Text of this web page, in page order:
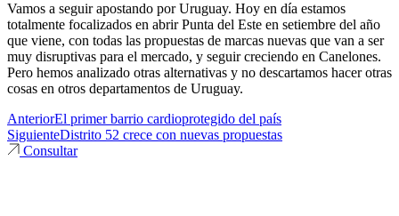
Vamos a seguir apostando por Uruguay. Hoy en día estamos
totalmente focalizados en abrir Punta del Este en setiembre del año
que viene, con todas las propuestas de marcas nuevas que van a ser
muy disruptivas para el mercado, y seguir creciendo en Canelones.
Pero hemos analizado otras alternativas y no descartamos hacer otras
cosas en otros departamentos de Uruguay.
AnteriorEl primer barrio cardioprotegido del país
SiguienteDistrito 52 crece con nuevas propuestas
Consultar